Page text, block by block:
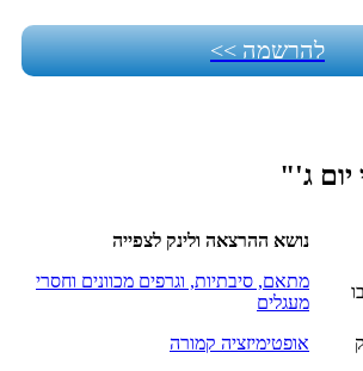
להרשמה >>
ג'"
נושא ההרצאה ולינק לצפייה
מתאם, סיבתיות, וגרפים מכוונים וחסרי
מעגלים
אופטימיזציה קמורה